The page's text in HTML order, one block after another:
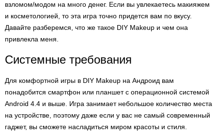
взломом/модом на много денег. Если вы увлекаетесь макияжем
и косметологией, то эта игра точно придется вам по вкусу.
Давайте разберемся, что же такое DIY Makeup и чем она
привлекла меня.
Системные требования
Для комфортной игры в DIY Makeup на Андроид вам
понадобится смартфон или планшет с операционной системой
Android 4.4 и выше. Игра занимает небольшое количество места
на устройстве, поэтому даже если у вас не самый современный
гаджет, вы сможете насладиться миром красоты и стиля.